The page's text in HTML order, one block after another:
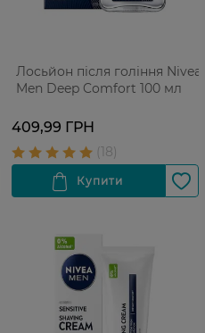
Лосьйон після гоління Nivea
Men Deep Comfort 100 мл
409,99 ГРН